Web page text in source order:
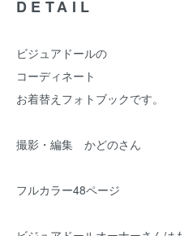
DETAIL
ビジュアドールの
コーディネート
お着替えフォトブックです。
撮影・編集 かどのさん
フルカラー48ページ